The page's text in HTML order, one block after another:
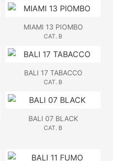
MIAMI 13 PIOMBO
CAT. B
BALI 17 TABACCO
CAT. B
BALI 07 BLACK
CAT. B